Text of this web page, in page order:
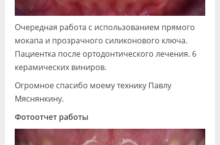
Очередная работа с использованием прямого
мокапа и прозрачного силиконового ключа.
Пациентка после ортодонтического лечения. 6
керамических виниров.
Огромное спасибо моему технику Павлу
Мяснянкину.
Фотоотчет работы